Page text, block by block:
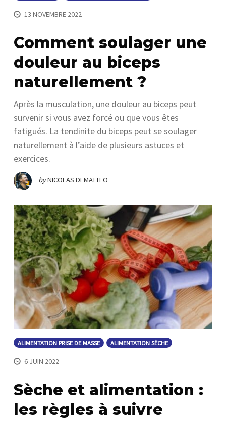
13 NOVEMBRE 2022
Comment soulager une
douleur au biceps
naturellement ?
Après la musculation, une douleur au biceps peut
survenir si vous avez forcé ou que vous êtes
fatigués. La tendinite du biceps peut se soulager
naturellement à l’aide de plusieurs astuces et
exercices.
byNICOLAS DEMATTEO
ALIMENTATION PRISE DE MASSE ALIMENTATION SÈCHE
6 JUIN 2022
Sèche et alimentation :
les règles à suivre